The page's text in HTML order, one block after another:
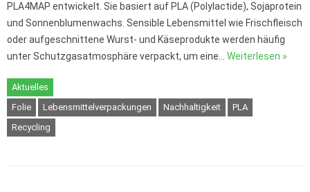
PLA4MAP entwickelt. Sie basiert auf PLA (Polylactide), Sojaprotein
und Sonnenblumenwachs. Sensible Lebensmittel wie Frischfleisch
oder aufgeschnittene Wurst- und Käseprodukte werden häufig
unter Schutzgasatmosphäre verpackt, um eine… Weiterlesen »
Aktuelles
Folie
Lebensmittelverpackungen Nachhaltigkeit
PLA
Recycling